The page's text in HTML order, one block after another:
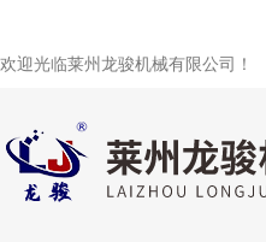
欢迎光临莱州龙骏机械有限公司！